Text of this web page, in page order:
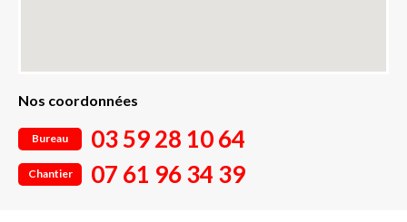
Nos coordonnées
Bureau 03 59 28 10 64
Chantier 07 61 96 34 39